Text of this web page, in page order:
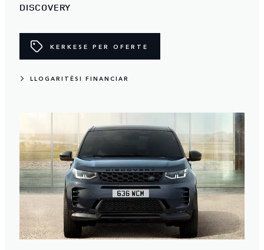
DISCOVERY
KERKESE PER OFERTE
LLOGARITËSI FINANCIAR